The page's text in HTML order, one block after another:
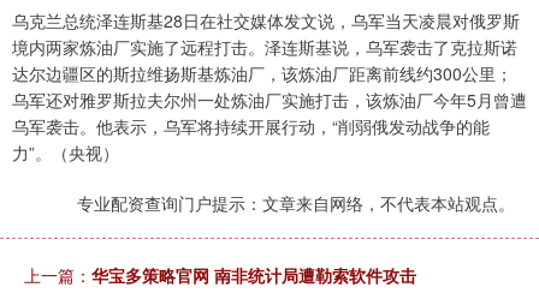
乌克兰总统泽连斯基28日在社交媒体发文说，乌军当天凌晨对俄罗斯
境内两家炼油厂实施了远程打击。泽连斯基说，乌军袭击了克拉斯诺
达尔边疆区的斯拉维扬斯基炼油厂，该炼油厂距离前线约300公里；
乌军还对雅罗斯拉夫尔州一处炼油厂实施打击，该炼油厂今年5月曾遭
乌军袭击。他表示，乌军将持续开展行动，“削弱俄发动战争的能
力”。（央视）
专业配资查询门户提示：文章来自网络，不代表本站观点。
上一篇： 华宝多策略官网 南非统计局遭勒索软件攻击